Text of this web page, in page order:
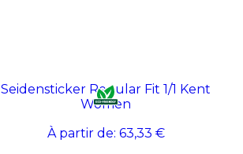
Seidensticker Regular Fit 1/1 Kent
Women
À partir de: 63,33 €